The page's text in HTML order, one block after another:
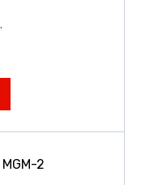
2